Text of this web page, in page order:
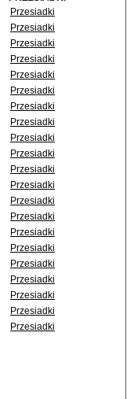
Przesiadki
Przesiadki
Przesiadki
Przesiadki
Przesiadki
Przesiadki
Przesiadki
Przesiadki
Przesiadki
Przesiadki
Przesiadki
Przesiadki
Przesiadki
Przesiadki
Przesiadki
Przesiadki
Przesiadki
Przesiadki
Przesiadki
Przesiadki
Przesiadki